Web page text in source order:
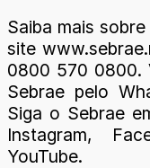
Saiba mais
site
0800 570 0800.
Sebrae pelo
Siga o Sebrae
Instagram,
YouTube.